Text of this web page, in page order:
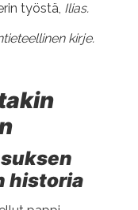
työstä, Ilias.
kirje.
historia